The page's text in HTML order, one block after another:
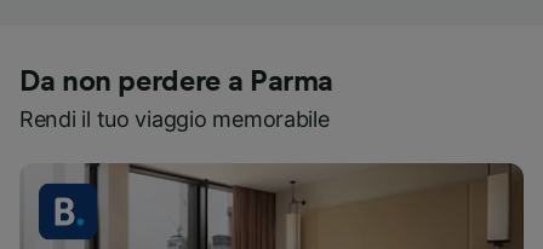
Da non perdere a Parma
Rendi il tuo viaggio memorabile